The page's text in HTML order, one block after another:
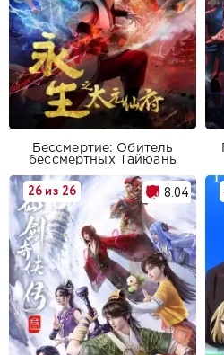
Бессмертие: Обитель
бессмертных Тайюань
26 из 26 8.04